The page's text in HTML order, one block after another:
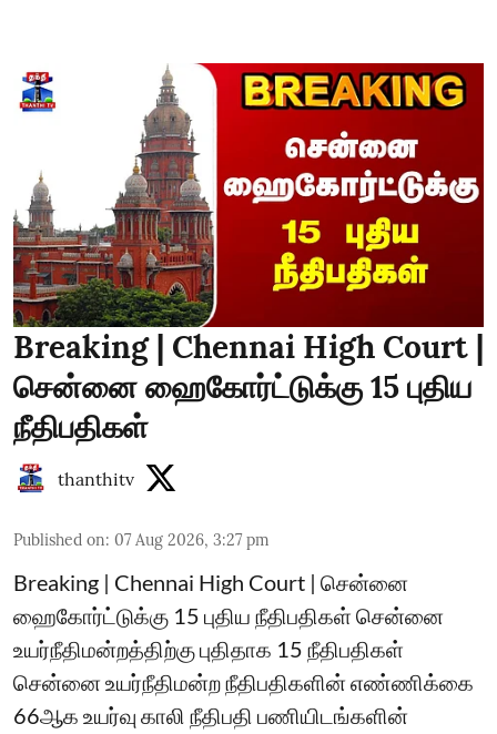
Breaking | Chennai High Court |
சென்னை ஹைகோர்ட்டுக்கு 15 புதிய
நீதிபதிகள்
thanthitv
Published on: 07 Aug 2026, 3:27 pm
Breaking | Chennai High Court | சென்னை
ஹைகோர்ட்டுக்கு 15 புதிய நீதிபதிகள் சென்னை
உயர்நீதிமன்றத்திற்கு புதிதாக 15 நீதிபதிகள்
சென்னை உயர்நீதிமன்ற நீதிபதிகளின் எண்ணிக்கை
66ஆக உயர்வு காலி நீதிபதி பணியிடங்களின்